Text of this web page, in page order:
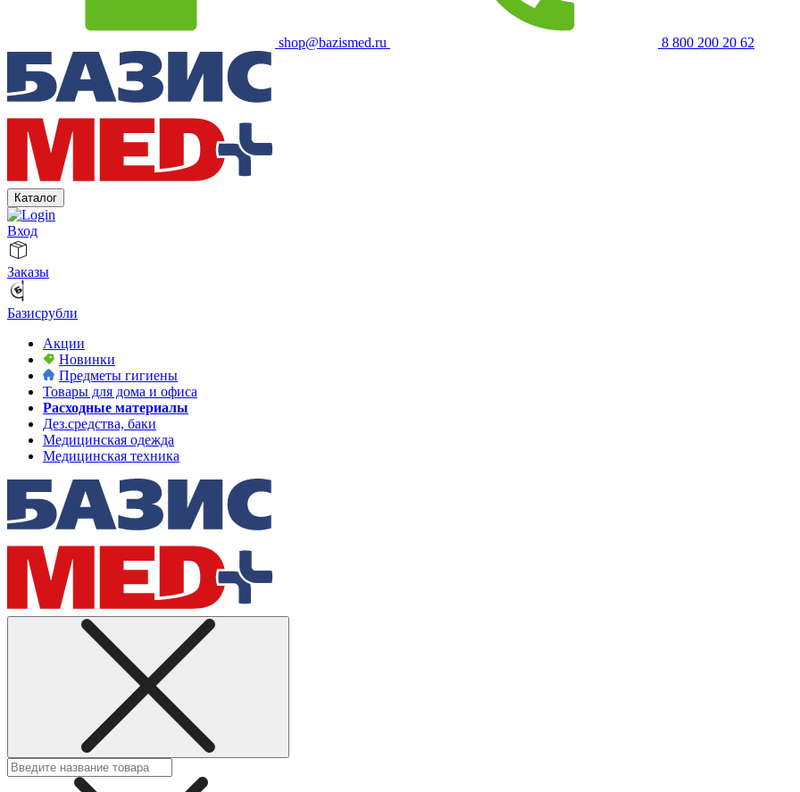
shop@bazismed.ru 8 800 200 20 62
Каталог
Вход
Заказы
Базисрубли
Акции
Новинки
Предметы гигиены
Товары для дома и офиса
Расходные материалы
Дез.средства, баки
Медицинская одежда
Медицинская техника